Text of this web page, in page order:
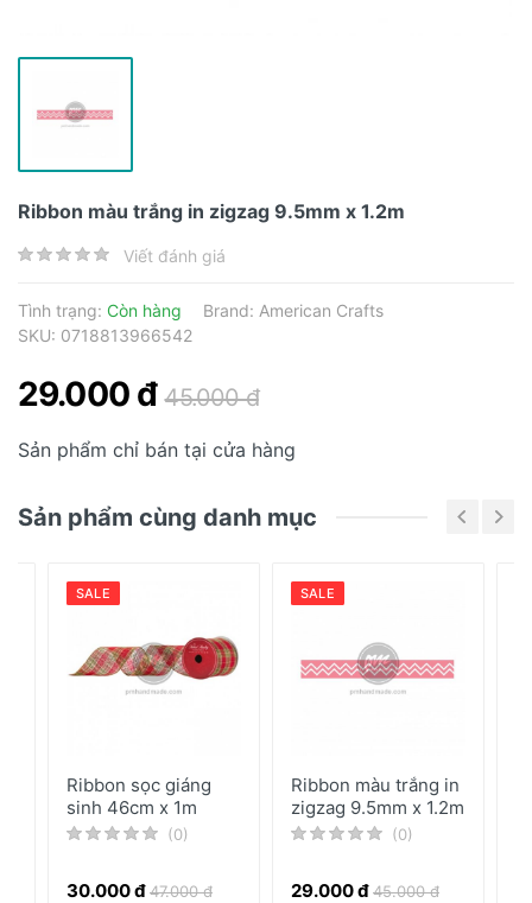
Ribbon màu trắng in zigzag 9.5mm x 1.2m
Viết đánh giá
Tình trạng: Còn hàng Brand: American Crafts
SKU: 0718813966542
29.000 đ 45.000 đ
Sản phẩm chỉ bán tại cửa hàng
Sản phẩm cùng danh mục
SALE
Ribbon sọc giáng
sinh 46cm x 1m
(0)
30.000 đ47.000 đ
SALE
Ribbon màu trắng in
zigzag 9.5mm x 1.2m
(0)
29.000 đ45.000 đ